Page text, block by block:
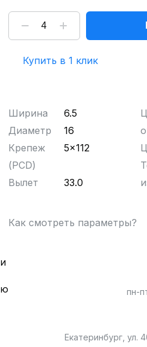
Купить в 1 клик
Ширина
6.5
Диаметр
16
Крепеж
(PCD)
5x112
Вылет 33.0
Как смотреть параметры?
пн-
Екатеринбург, ул.